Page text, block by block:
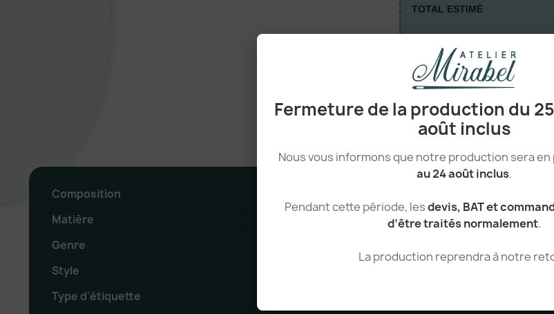
Fermeture de la production du
août inclus
Nous vous informons que notre production sera en
au 24 août inclus.
Pendant cette période, lesdevis, BAT et
d’être traités normalement.
La production reprendra à notre
TOTAL ESTIMÉ
Composition
Matière
100% Polyester
Genre
Style
Type d'étiquette